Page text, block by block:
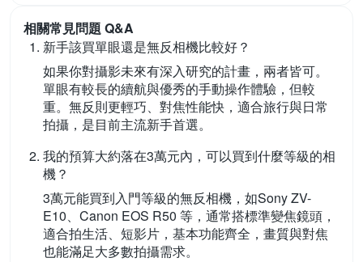
相關常見問題 Q&A
新手該買單眼還是無反相機比較好？
如果你對攝影未來有深入研究的計畫，兩者皆可。
單眼有較長的續航與優秀的手動操作體驗，但較
重。無反則更輕巧、對焦性能快，適合旅行與日常
拍攝，是目前主流新手首選。
我的預算大約落在3萬元內，可以買到什麼等級的相
機？
3萬元能買到入門等級的無反相機，如Sony ZV-
E10、Canon EOS R50 等，通常搭標準變焦鏡頭，
適合拍生活、短影片，基本功能齊全，畫質與對焦
也能滿足大多數拍攝需求。